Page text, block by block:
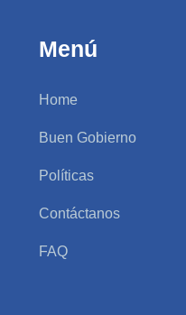
Menú
Home
Buen Gobierno
Políticas
Contáctanos
FAQ